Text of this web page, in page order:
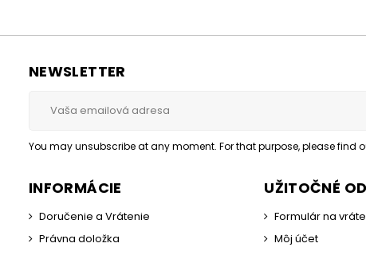
NEWSLETTER
You may unsubscribe at any moment. For that purpose, please find
INFORMÁCIE
Doručenie a Vrátenie
Právna doložka
UŽITOČNÉ
Formulár na
Môj účet